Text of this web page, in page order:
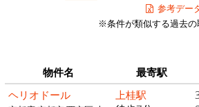
参考デー
※条件が類似する過去
物件名 最寄駅
ヘリオドール
上桂駅